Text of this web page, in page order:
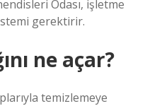
Odası, işletme
gerektirir.
ne açar?
temizlemeye